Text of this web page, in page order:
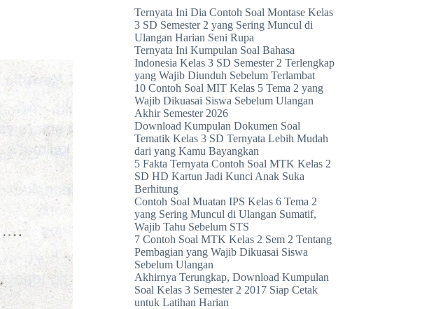
Ternyata Ini Dia Contoh Soal Montase Kelas
3 SD Semester 2 yang Sering Muncul di
Ulangan Harian Seni Rupa
Ternyata Ini Kumpulan Soal Bahasa
Indonesia Kelas 3 SD Semester 2 Terlengkap
yang Wajib Diunduh Sebelum Terlambat
10 Contoh Soal MIT Kelas 5 Tema 2 yang
Wajib Dikuasai Siswa Sebelum Ulangan
Akhir Semester 2026
Download Kumpulan Dokumen Soal
Tematik Kelas 3 SD Ternyata Lebih Mudah
dari yang Kamu Bayangkan
5 Fakta Ternyata Contoh Soal MTK Kelas 2
SD HD Kartun Jadi Kunci Anak Suka
Berhitung
Contoh Soal Muatan IPS Kelas 6 Tema 2
yang Sering Muncul di Ulangan Sumatif,
Wajib Tahu Sebelum STS
7 Contoh Soal MTK Kelas 2 Sem 2 Tentang
Pembagian yang Wajib Dikuasai Siswa
Sebelum Ulangan
Akhirnya Terungkap, Download Kumpulan
Soal Kelas 3 Semester 2 2017 Siap Cetak
untuk Latihan Harian